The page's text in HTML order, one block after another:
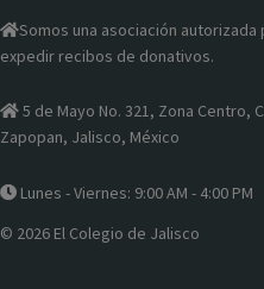
Somos una asociación autorizada
expedir recibos de donativos.
5 de Mayo No. 321, Zona Centro,
Zapopan, Jalisco, México
Lunes - Viernes: 9:00 AM - 4:00 PM
© 2026 El Colegio de Jalisco